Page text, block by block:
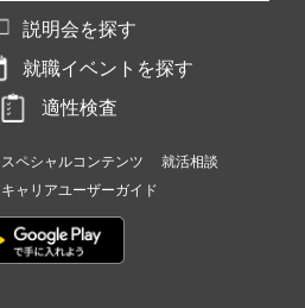
説明会を探す
就職イベントを探す
適性検査
スペシャルコンテンツ
就活相談
ャリアユーザーガイド